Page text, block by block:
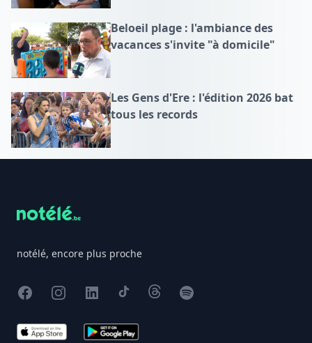
Beloeil plage : l'ambiance des
vacances s'invite "à domicile"
Les Gens d'Ere : l'édition 2026 bat
tous les records
notélé, encore plus proche
FacebookInstagram
X TikTokThreadsSpotify
App Store Google Play